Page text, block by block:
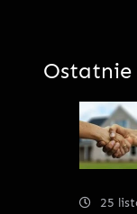
Ostatnie
25